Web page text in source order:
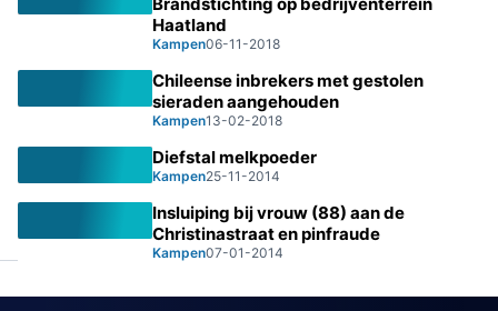
Haatland
Kampen06-11-2018
Chileense inbrekers met gestolen
sieraden aangehouden
Kampen13-02-2018
Diefstal melkpoeder
Kampen25-11-2014
Insluiping bij vrouw (88) aan de
Christinastraat en pinfraude
Kampen07-01-2014